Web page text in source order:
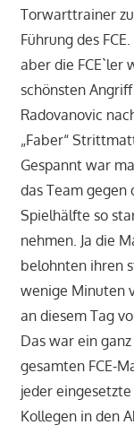
Torwarttrainer
Führung des
aber die FCE`ler
schönsten
Radovanovic
„Faber“
Gespannt war
das Team gegen
Spielhälfte so
nehmen. Ja die
belohnten ihren
wenige Minuten
an diesem Tag
Das war ein
gesamten FCE-
jeder
Kollegen in den